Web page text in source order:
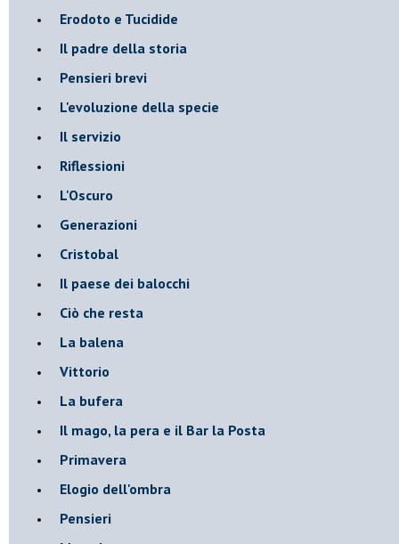
Erodoto e Tucidide
Il padre della storia
Pensieri brevi
L'evoluzione della specie
Il servizio
Riflessioni
L'Oscuro
Generazioni
Cristobal
Il paese dei balocchi
Ciò che resta
La balena
Vittorio
La bufera
Il mago, la pera e il Bar la Posta
Primavera
Elogio dell'ombra
Pensieri